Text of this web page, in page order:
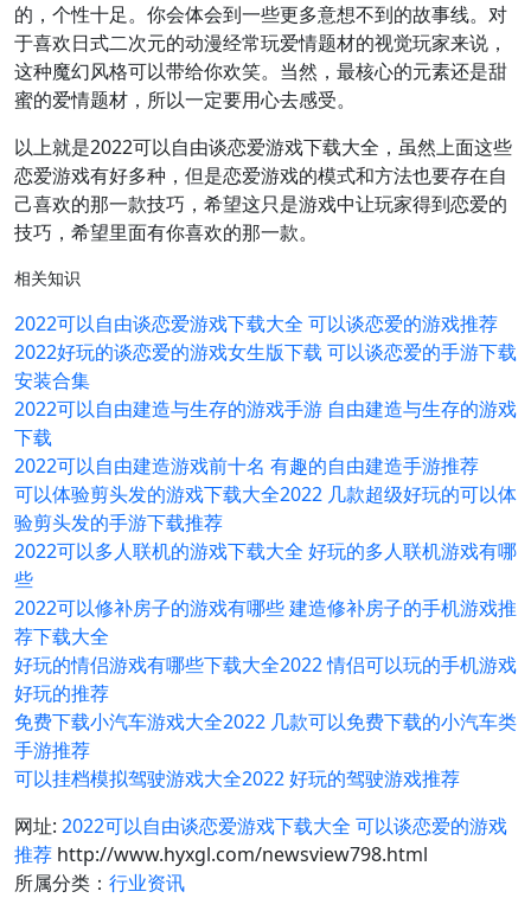
的，个性十足。你会体会到一些更多意想不到的故事线。对
于喜欢日式二次元的动漫经常玩爱情题材的视觉玩家来说，
这种魔幻风格可以带给你欢笑。当然，最核心的元素还是甜
蜜的爱情题材，所以一定要用心去感受。
以上就是2022可以自由谈恋爱游戏下载大全，虽然上面这些
恋爱游戏有好多种，但是恋爱游戏的模式和方法也要存在自
己喜欢的那一款技巧，希望这只是游戏中让玩家得到恋爱的
技巧，希望里面有你喜欢的那一款。
相关知识
2022可以自由谈恋爱游戏下载大全 可以谈恋爱的游戏推荐
2022好玩的谈恋爱的游戏女生版下载 可以谈恋爱的手游下载
安装合集
2022可以自由建造与生存的游戏手游 自由建造与生存的游戏
下载
2022可以自由建造游戏前十名 有趣的自由建造手游推荐
可以体验剪头发的游戏下载大全2022 几款超级好玩的可以体
验剪头发的手游下载推荐
2022可以多人联机的游戏下载大全 好玩的多人联机游戏有哪
些
2022可以修补房子的游戏有哪些 建造修补房子的手机游戏推
荐下载大全
好玩的情侣游戏有哪些下载大全2022 情侣可以玩的手机游戏
好玩的推荐
免费下载小汽车游戏大全2022 几款可以免费下载的小汽车类
手游推荐
可以挂档模拟驾驶游戏大全2022 好玩的驾驶游戏推荐
网址: 2022可以自由谈恋爱游戏下载大全 可以谈恋爱的游戏
推荐 http://www.hyxgl.com/newsview798.html
所属分类： 行业资讯